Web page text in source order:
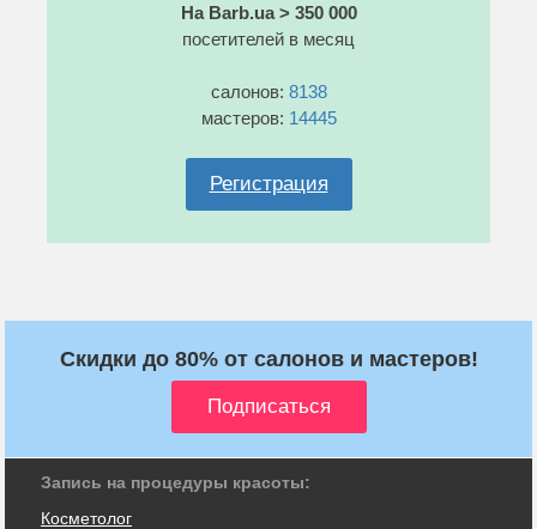
На Barb.ua > 350 000
посетителей в месяц
салонов: 8138
мастеров: 14445
Регистрация
Скидки до 80% от салонов и мастеров!
Запись на процедуры красоты:
Косметолог